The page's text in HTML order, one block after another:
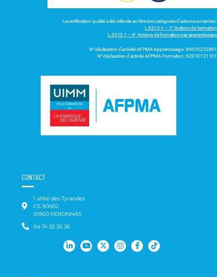
La certification qualité a été délivrée au titre des catégories d’actions suivantes :
L.6313-1 – 1° Actions de formation
L.6313-1 – 4° Actions de formation par apprentissage
N° déclaration d’activité AFPMA Apprentissage : 84010232801
N° déclaration d’activité AFPMA Formation : 82010121101
CONTACT
1 allée des Tyrandes
CS 90002
01960 PERONNAS
04 74 32 36 36